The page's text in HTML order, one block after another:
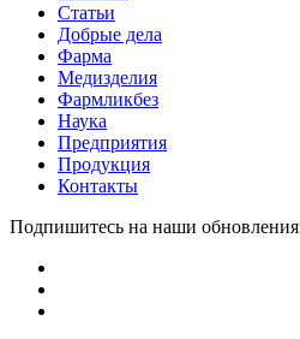
Статьи
Добрые дела
Фарма
Медизделия
Фармликбез
Наука
Предприятия
Продукция
Контакты
Подпишитесь на наши обновления